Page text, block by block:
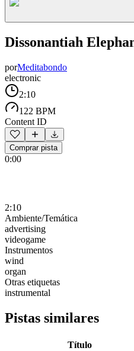
Dissonantiah
porMeditabondo
electronic
2:10
122 BPM
Content ID
Comprar pista
0:00
2:10
Ambiente/Temática
advertising
videogame
Instrumentos
wind
organ
Otras etiquetas
instrumental
Pistas similares
Título